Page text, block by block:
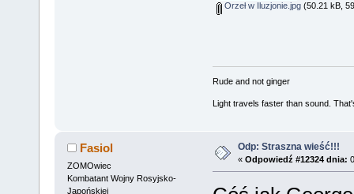
Orzeł w Iluzjonie.jpg(50.21 kB,
Rude and not ginger
Light travels faster than sound.
Fasiol
ZOMOwiec
Kombatant Wojny Rosyjsko-
Japońskiej
Odp: Straszna wieść!!!
« Odpowiedź #12324 dnia: